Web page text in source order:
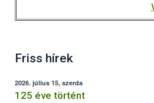
Friss hírek
2026. július 15, szerda
125 éve történt